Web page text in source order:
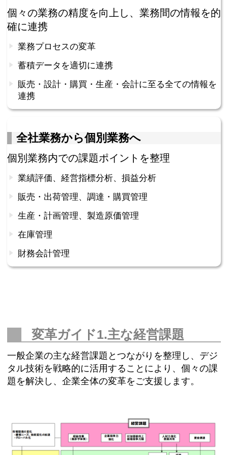
個々の業務の精度を向上し、業務間の情報を的
確に連携
業務プロセスの変革
蓄積データを適切に連携
販売・設計・購買・生産・会計に至る全ての情報を
連携
全社業務から個別業務へ
個別業務内での課題ポイントを整理
業績評価、経営指標分析、損益分析
販売・出荷管理、調達・購買管理
生産・計画管理、製造原価管理
在庫管理
財務会計管理
変革ガイド1.主な経営課題
一般企業の主な経営課題とつながりを整理し、デジ
タル技術を戦略的に活用することにより、個々の課
題を解決し、企業全体の変革をご支援します。